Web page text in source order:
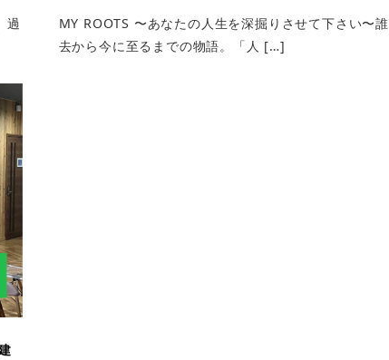
過
MY ROOTS 〜あなたの人生を深掘りさせて下さい〜
去から今に至るまでの物語。「人 […]